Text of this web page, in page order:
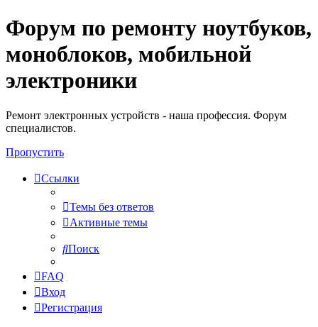
Регистрация
Форум по ремонту ноутбуков,
моноблоков, мобильной
электроники
Ремонт электронных устройств - наша профессия. Форум
специалистов.
Пропустить
Ссылки
Темы без ответов
Активные темы
Поиск
FAQ
Вход
Регистрация